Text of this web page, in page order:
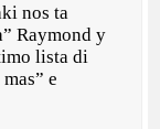
nos ta
Raymond y
lista di
e